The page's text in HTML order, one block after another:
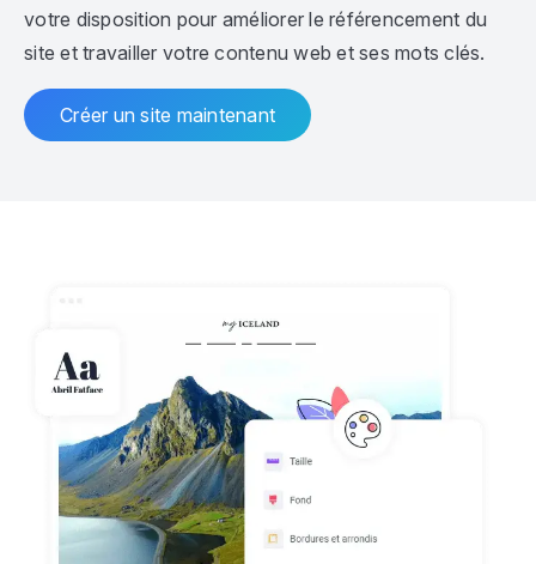
votre disposition pour améliorer le référencement du
site et travailler votre contenu web et ses mots clés.
Créer un site maintenant